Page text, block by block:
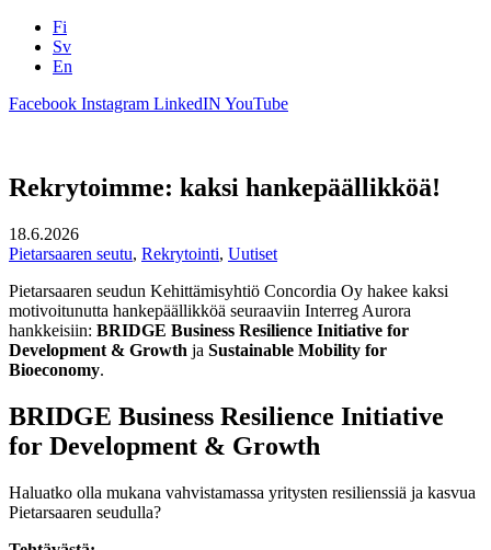
Fi
Sv
En
Facebook Instagram LinkedIN YouTube
Rekrytoimme: kaksi hankepäällikköä!
18.6.2026
Pietarsaaren seutu, Rekrytointi, Uutiset
Pietarsaaren seudun Kehittämisyhtiö Concordia Oy hakee kaksi
motivoitunutta hankepäällikköä seuraaviin Interreg Aurora
hankkeisiin: BRIDGE Business Resilience Initiative for
Development & Growth ja Sustainable Mobility for
Bioeconomy.
BRIDGE Business Resilience Initiative
for Development & Growth
Haluatko olla mukana vahvistamassa yritysten resilienssiä ja kasvua
Pietarsaaren seudulla?